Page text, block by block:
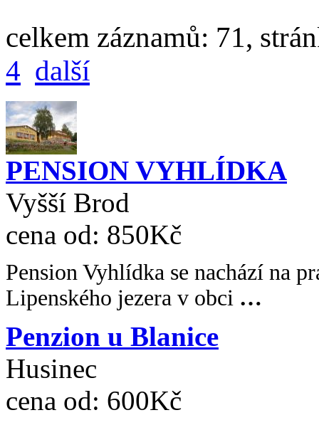
celkem záznamů: 71,
4 další
PENSION VYHLÍDKA
Vyšší Brod
cena od: 850Kč
Pension Vyhlídka se nachází na
Lipenského jezera v obci …
Penzion u Blanice
Husinec
cena od: 600Kč